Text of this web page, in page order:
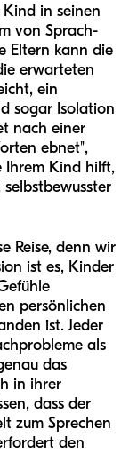
Kind in seinen
von Sprach-
Eltern kann die
erwarteten
ein
sogar Isolation
nach einer
ebnet",
Ihrem Kind hilft,
Reise, denn wir
ist es, Kinder
persönlichen
ist. Jeder
als
das
in ihrer
dass der
zum Sprechen
den